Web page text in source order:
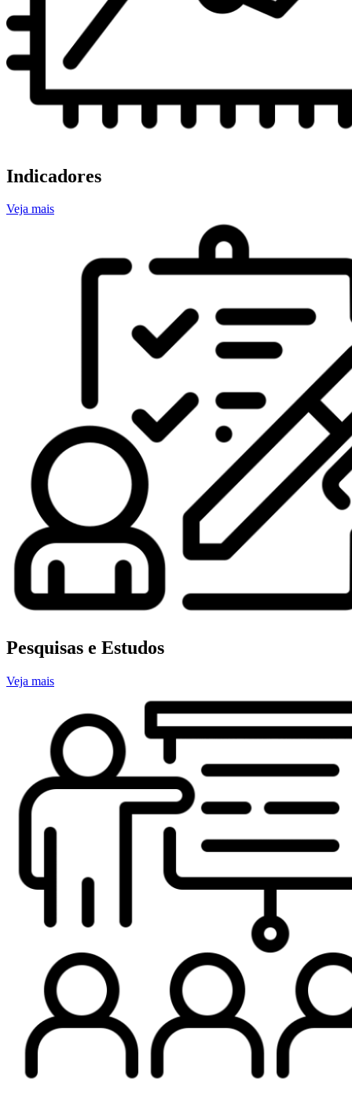
Indicadores
Veja mais
Pesquisas e Estudos
Veja mais